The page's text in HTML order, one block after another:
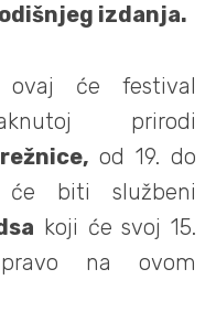
izdanja.
ovaj će festival
prirodi
od 19. do
će biti službeni
koji će svoj 15.
na ovom